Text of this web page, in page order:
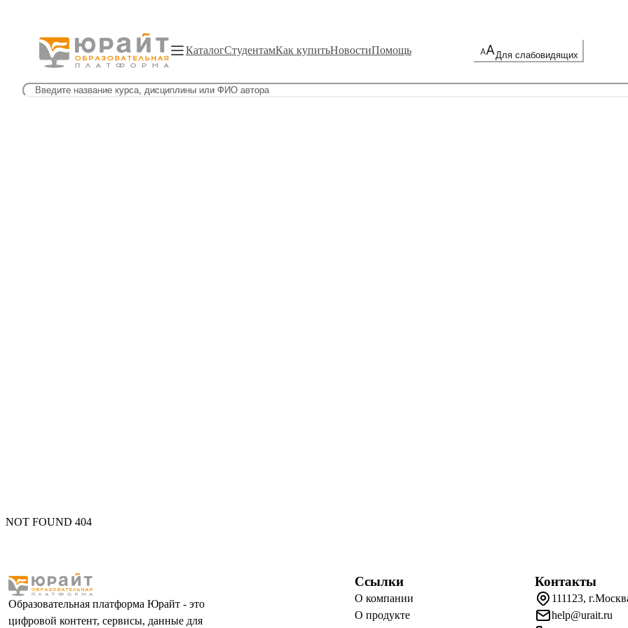
КаталогСтудентамКак купитьНовостиПомощь Для слабовидящих
NOT FOUND 404
Образовательная платформа Юрайт - это
цифровой контент, сервисы, данные для
Ссылки
О компании
О продукте
Контакты
111123,
help@urait.ru